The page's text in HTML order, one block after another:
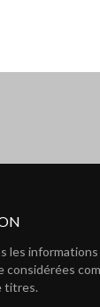
les
considérées
titres.